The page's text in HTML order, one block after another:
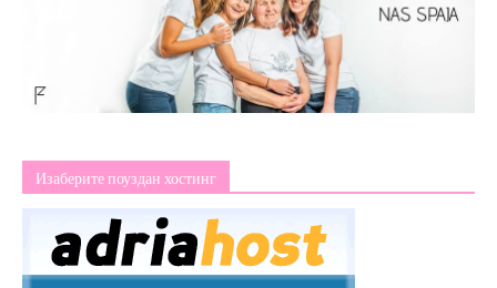
Изаберите поуздан хостинг